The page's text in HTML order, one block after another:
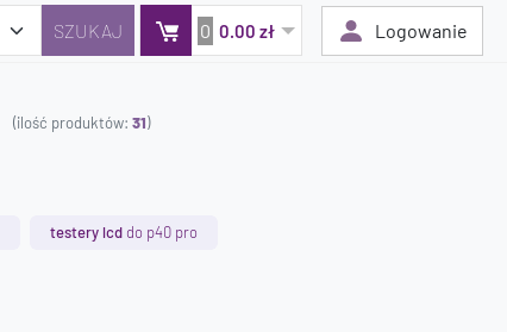
0 0.00 zł Logowanie
(ilość produktów: 31)
testery lcd do p40 pro